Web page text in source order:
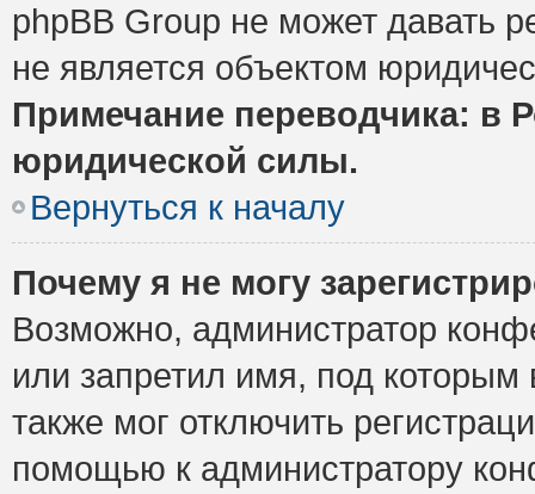
phpBB Group не может давать
не является объектом
Примечание переводчика: в
юридической силы.
Вернуться к началу
Почему я не могу
Возможно, администратор
или запретил имя, под которым
также мог отключить
помощью к администратору